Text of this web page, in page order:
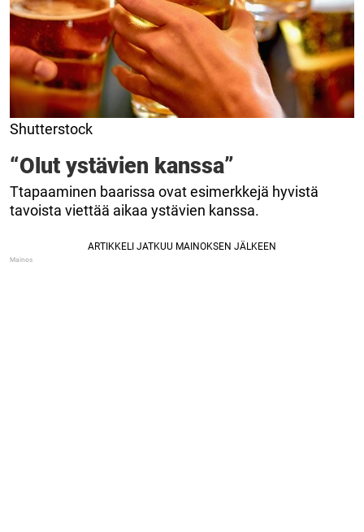
Shutterstock
“Olut ystävien kanssa”
Ttapaaminen baarissa ovat esimerkkejä hyvistä
tavoista viettää aikaa ystävien kanssa.